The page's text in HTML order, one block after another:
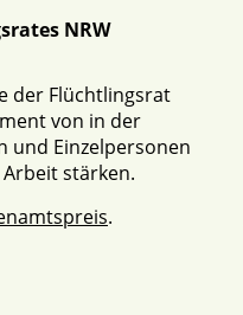
NRW
der Flüchtlingsrat
von in der
und Einzelpersonen
stärken.
.